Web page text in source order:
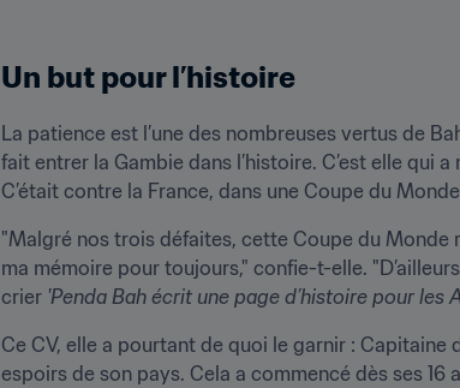
Un but pour l’histoire
La patience est l’une des nombreuses vertus de
fait entrer la Gambie dans l’histoire. C’est elle qui
C’était contre la France, dans une Coupe du
"Malgré nos trois défaites, cette Coupe du
ma mémoire pour toujours," confie-t-elle.
crier 'Penda Bah écrit une page d’histoire pour les
Ce CV, elle a pourtant de quoi le garnir : Capitaine
espoirs de son pays. Cela a commencé dès ses